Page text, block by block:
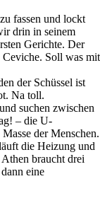
fassen und lockt
drin in seinem
Gerichte. Der
Ceviche. Soll was mit
der Schüssel ist
Na toll.
suchen zwischen
– die U-
der Menschen.
die Heizung und
braucht drei
eine